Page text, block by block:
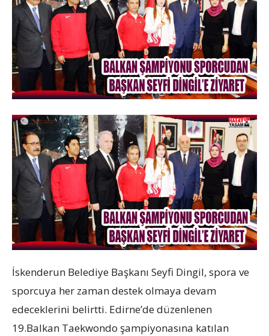
İskenderun Belediye Başkanı Seyfi Dingil, spora ve
sporcuya her zaman destek olmaya devam
edeceklerini belirtti. Edirne’de düzenlenen
19.Balkan Taekwondo şampiyonasına katılan